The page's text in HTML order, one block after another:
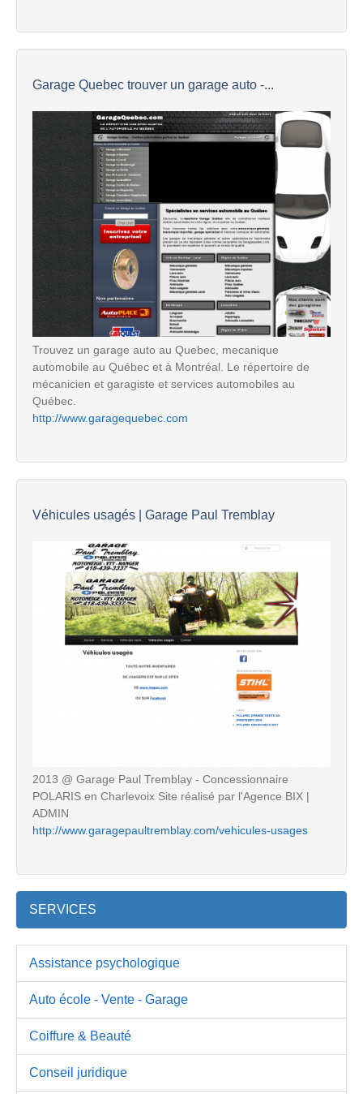
Garage Quebec trouver un garage auto -...
Trouvez un garage auto au Quebec, mecanique
automobile au Québec et à Montréal. Le répertoire de
mécanicien et garagiste et services automobiles au
Québec.
http://www.garagequebec.com
Véhicules usagés | Garage Paul Tremblay
2013 @ Garage Paul Tremblay - Concessionnaire
POLARIS en Charlevoix Site réalisé par l'Agence BIX |
ADMIN
http://www.garagepaultremblay.com/vehicules-usages
SERVICES
Assistance psychologique
Auto école - Vente - Garage
Coiffure & Beauté
Conseil juridique